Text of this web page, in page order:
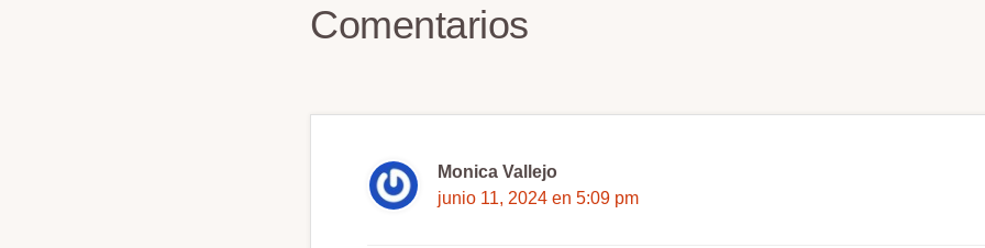
lector
Comentarios
Monica Vallejo
junio 11, 2024 en 5:09 pm